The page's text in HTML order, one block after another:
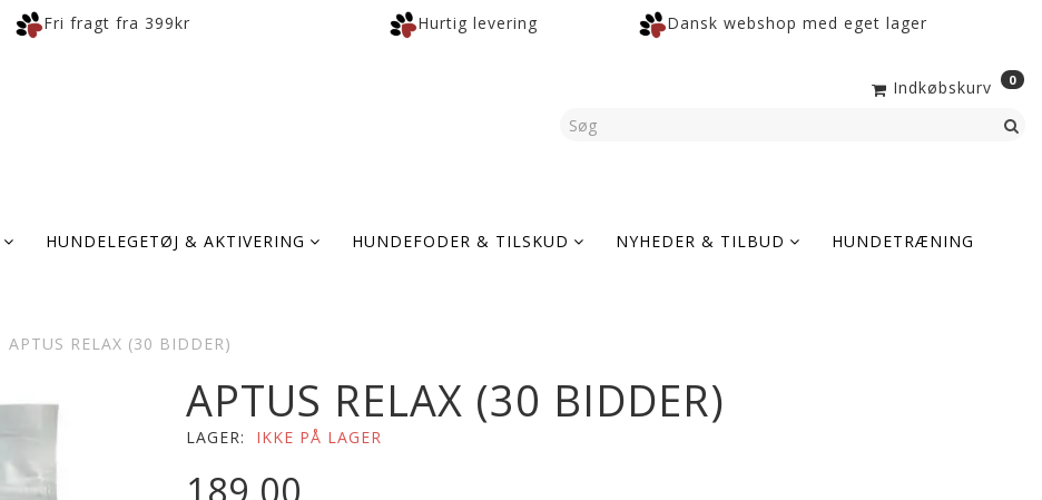
Fri fragt fra 399kr Hurtig levering Dansk webshop med eget lager
Indkøbskurv 0
HUNDELEGETØJ & AKTIVERING HUNDEFODER & TILSKUD NYHEDER & TILBUD HUNDETRÆNING
APTUS RELAX (30 BIDDER)
APTUS RELAX (30 BIDDER)
LAGER: IKKE PÅ LAGER
189,00